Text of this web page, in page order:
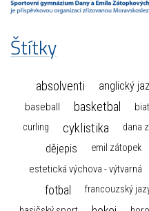
Štítky
absolventi anglický
baseball basketbal
curling cyklistika dana
dějepis emil zátopek
estetická výchova - výtvarná
fotbal francouzský